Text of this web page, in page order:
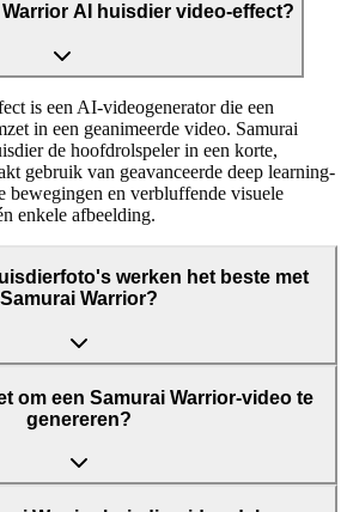
AI huisdier video-effect?
is een AI-videogenerator die een
in een geanimeerde video. Samurai
de hoofdrolspeler in een korte,
gebruik van geavanceerde deep learning-
bewegingen en verbluffende visuele
enkele afbeelding.
werken het beste met
Samurai Warrior?
om een Samurai Warrior-video te
genereren?